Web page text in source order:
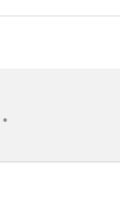
*